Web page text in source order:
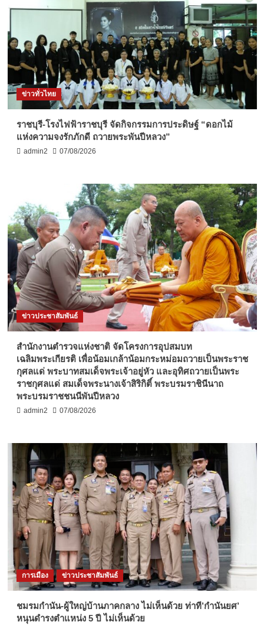
ข่าวทั่วไทย
ราชบุรี-โรงไฟฟ้าราชบุรี จัดกิจกรรมการประดิษฐ์ “ดอกไม้
แห่งความจงรักภักดี ถวายพระพันปีหลวง”
admin2 07/08/2026
ข่าวประชาสัมพันธ์
สำนักงานตำรวจแห่งชาติ จัดโครงการอุปสมบท
เฉลิมพระเกียรติ เพื่อน้อมเกล้าน้อมกระหม่อมถวายเป็นพระราช
กุศลแด่ พระบาทสมเด็จพระเจ้าอยู่หัว และอุทิศถวายเป็นพระ
ราชกุศลแด่ สมเด็จพระนางเจ้าสิริกิติ์ พระบรมราชินีนาถ
พระบรมราชชนนีพันปีหลวง
admin2 07/08/2026
การเมือง ข่าวประชาสัมพันธ์
ชมรมกำนัน-ผู้ใหญ่บ้านภาคกลาง ไม่เห็นด้วย ท่าที’กำนันยศ’
หนุนดำรงตำแหน่ง 5 ปี ไม่เห็นด้วย